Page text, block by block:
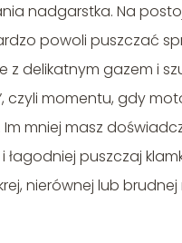
nadgarstka. Na
powoli puszczać
z delikatnym gazem i
czyli momentu, gdy
Im mniej masz
łagodniej puszczaj
nierównej lub brudnej